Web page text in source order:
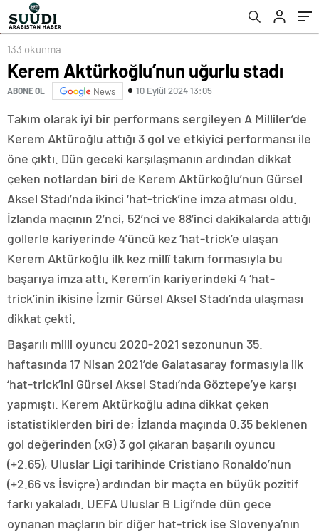
133 okunma
Kerem Aktürkoğlu’nun uğurlu stadı
ABONE OL News 10 Eylül 2024 13:05
Takım olarak iyi bir performans sergileyen A Milliler’de
Kerem Aktüroğlu attığı 3 gol ve etkiyici performansı ile
öne çıktı. Dün geceki karşılaşmanın ardından dikkat
çeken notlardan biri de Kerem Aktürkoğlu’nun Gürsel
Aksel Stadı’nda ikinci ‘hat-trick’ine imza atması oldu.
İzlanda maçının 2’nci, 52’nci ve 88’inci dakikalarda attığı
gollerle kariyerinde 4’üncü kez ‘hat-trick’e ulaşan
Kerem Aktürkoğlu ilk kez millî takım formasıyla bu
başarıya imza attı. Kerem’in kariyerindeki 4 ‘hat-
trick’inin ikisine İzmir Gürsel Aksel Stadı’nda ulaşması
dikkat çekti.
Başarılı milli oyuncu 2020-2021 sezonunun 35.
haftasında 17 Nisan 2021’de Galatasaray formasıyla ilk
‘hat-trick’ini Gürsel Aksel Stadı’nda Göztepe’ye karşı
yapmıştı. Kerem Aktürkoğlu adına dikkat çeken
istatistiklerden biri de; İzlanda maçında 0.35 beklenen
gol değerinden (xG) 3 gol çıkaran başarılı oyuncu
(+2.65), Uluslar Ligi tarihinde Cristiano Ronaldo’nun
(+2.66 vs İsviçre) ardından bir maçta en büyük pozitif
farkı yakaladı. UEFA Uluslar B Ligi’nde dün gece
oynanan maçların bir diğer hat-trick ise Slovenya’nın